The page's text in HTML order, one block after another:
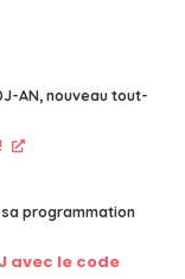
AN, nouveau tout-
programmation
avec le code